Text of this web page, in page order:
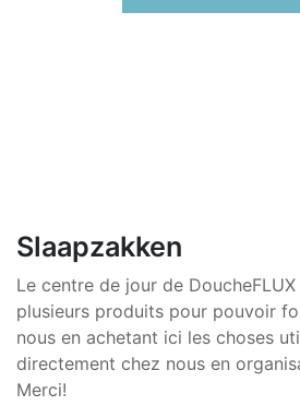
Slaapzakken
Le centre de jour de
plusieurs produits pour pouvoir
nous en achetant ici les choses
directement chez nous en
Merci!